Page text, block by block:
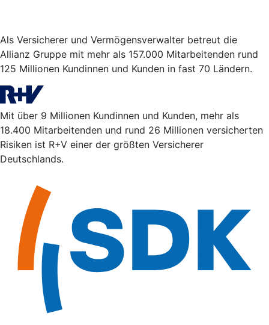
Als Versicherer und Vermögensverwalter betreut die
Allianz Gruppe mit mehr als 157.000 Mitarbeitenden rund
125 Millionen Kundinnen und Kunden in fast 70 Ländern.
Mit über 9 Millionen Kundinnen und Kunden, mehr als
18.400 Mitarbeitenden und rund 26 Millionen versicherten
Risiken ist R+V einer der größten Versicherer
Deutschlands.